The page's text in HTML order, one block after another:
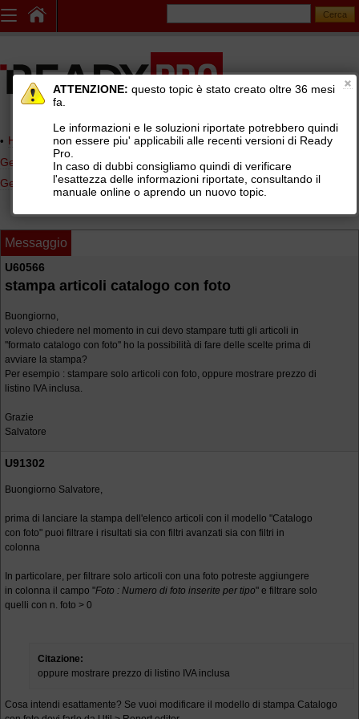
Home page> AREE DI SUPPORTO TECNICO GRATUITO>
Gestionale Ready Pro>Anagrafica articoli e gestione magazzino
Gestione foto
Messaggio
U60566
stampa articoli catalogo con foto
Buongiorno,
volevo chiedere nel momento in cui devo stampare tutti gli articoli in
''formato catalogo con foto'' ho la possibilità di fare delle scelte prima di
avviare la stampa?
Per esempio : stampare solo articoli con foto, oppure mostrare prezzo di
listino IVA inclusa.
Grazie
Salvatore
U91302
Buongiorno Salvatore,
prima di lanciare la stampa dell'elenco articoli con il modello "Catalogo
con foto" puoi filtrare i risultati sia con filtri avanzati sia con filtri in
colonna
In particolare, per filtrare solo articoli con una foto potreste aggiungere
in colonna il campo "Foto : Numero di foto inserite per tipo" e filtrare solo
quelli con n. foto > 0
Citazione:
oppure mostrare prezzo di listino IVA inclusa
Cosa intendi esattamente? Se vuoi modificare il modello di stampa Catalogo
ATTENZIONE: questo topic è stato creato oltre 36 mesi
fa.
Le informazioni e le soluzioni riportate potrebbero quindi
non essere piu' applicabili alle recenti versioni di Ready
Pro.
In caso di dubbi consigliamo quindi di verificare
l'esattezza delle informazioni riportate, consultando il
manuale online o aprendo un nuovo topic.